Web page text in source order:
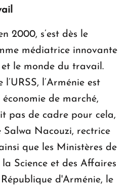
2000, s’est dès le
médiatrice innovante
et le monde du travail.
l’Arménie est
de marché,
pas de cadre pour cela,
Salwa Nacouzi, rectrice
ainsi que les Ministères de
Science et des Affaires
d'Arménie, le